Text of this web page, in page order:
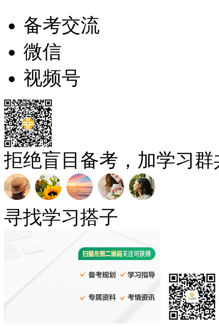
备考交流
微信
视频号
拒绝盲目备考，加学习
寻找学习搭子